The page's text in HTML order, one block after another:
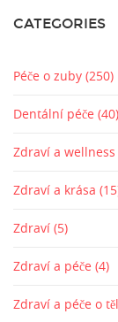
CATEGORIES
Péče o zuby (250)
Dentální péče (40)
Zdraví a wellness
Zdraví a krása
Zdraví (5)
Zdraví a péče (4)
Zdraví a péče o